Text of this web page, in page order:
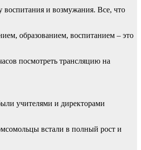
и возмужания. Все, что
образованием, воспитанием – это
посмотреть трансляцию на
учителями и директорами
встали в полный рост и